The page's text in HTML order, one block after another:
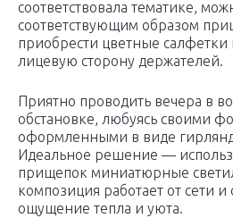
соответствовала тематике,
соответствующим образом
приобрести цветные салфетки
лицевую сторону держателей.
Приятно проводить вечера в
обстановке, любуясь своими
оформленными в виде
Идеальное решение —
прищепок миниатюрные
композиция работает от сети и
ощущение тепла и уюта.